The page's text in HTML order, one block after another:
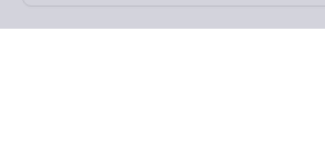
Theo dõi chúng tôi trên